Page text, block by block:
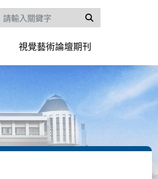
視覺藝術論壇期刊